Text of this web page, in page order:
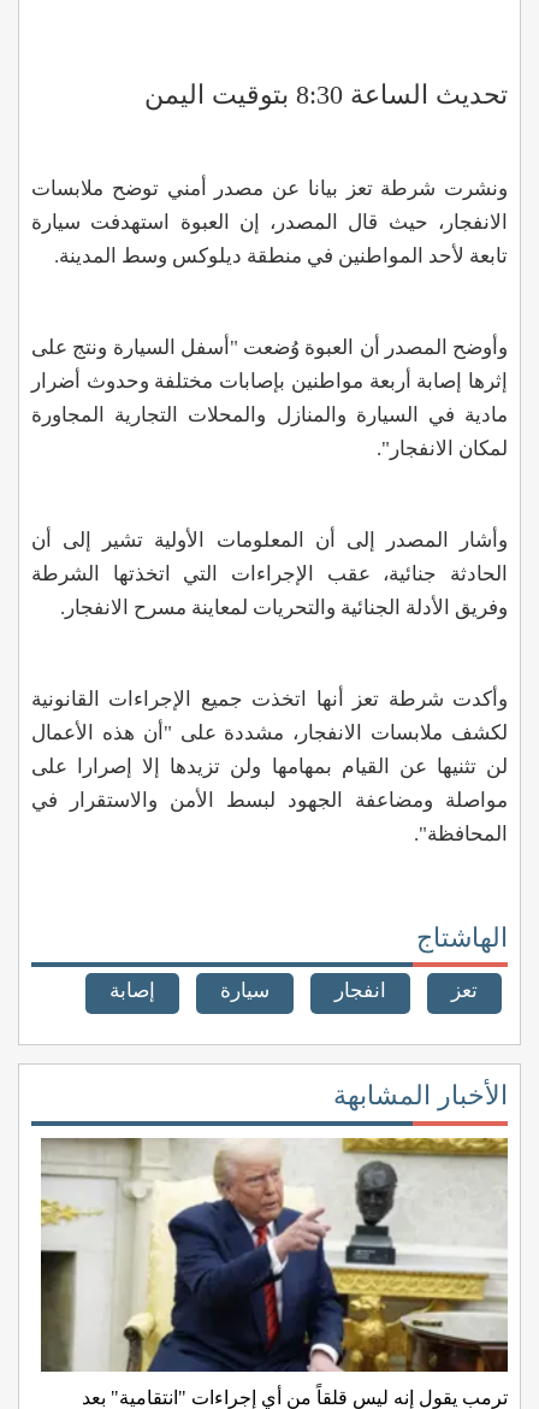
تحديث الساعة 8:30 بتوقيت اليمن
ونشرت شرطة تعز بيانا عن مصدر أمني توضح ملابسات
الانفجار، حيث قال المصدر، إن العبوة استهدفت سيارة
تابعة لأحد المواطنين في منطقة ديلوكس وسط المدينة.
وأوضح المصدر أن العبوة وُضعت "أسفل السيارة ونتج على
إثرها إصابة أربعة مواطنين بإصابات مختلفة وحدوث أضرار
مادية في السيارة والمنازل والمحلات التجارية المجاورة
لمكان الانفجار".
وأشار المصدر إلى أن المعلومات الأولية تشير إلى أن
الحادثة جنائية، عقب الإجراءات التي اتخذتها الشرطة
وفريق الأدلة الجنائية والتحريات لمعاينة مسرح الانفجار.
وأكدت شرطة تعز أنها اتخذت جميع الإجراءات القانونية
لكشف ملابسات الانفجار، مشددة على "أن هذه الأعمال
لن تثنيها عن القيام بمهامها ولن تزيدها إلا إصرارا على
مواصلة ومضاعفة الجهود لبسط الأمن والاستقرار في
المحافظة".
الهاشتاج
تعز انفجار سيارة إصابة
الأخبار المشابهة
ترمب يقول إنه ليس قلقاً من أي إجراءات "انتقامية" بعد